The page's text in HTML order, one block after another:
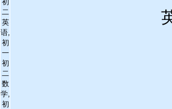
初
二
英
语,
初
一
初
二
数
学,
初